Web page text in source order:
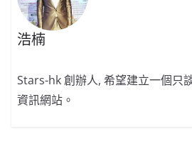
浩楠
Stars-hk 創辦人, 希望建立一個只
資訊網站。